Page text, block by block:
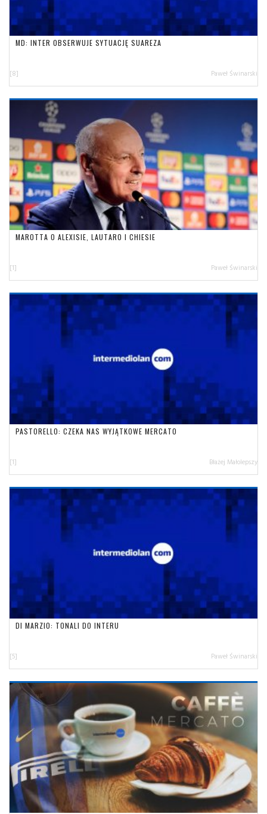
MD: INTER OBSERWUJE SYTUACJĘ SUAREZA
[8] Paweł Świnarski
MAROTTA O ALEXISIE, LAUTARO I CHIESIE
[1] Paweł Świnarski
PASTORELLO: CZEKA NAS WYJĄTKOWE MERCATO
[1] Błażej Małolepszy
DI MARZIO: TONALI DO INTERU
[5] Paweł Świnarski